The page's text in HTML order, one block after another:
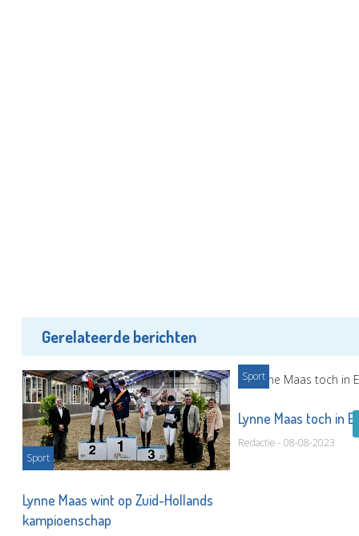
Gerelateerde berichten
Sport
Lynne Maas wint op Zuid-Hollands
kampioenschap
Sport
Lynne Maas toch in
Redactie - 08-08-2023